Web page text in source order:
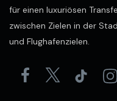
für einen luxuriösen
zwischen Zielen in der
und Flughafenzielen.